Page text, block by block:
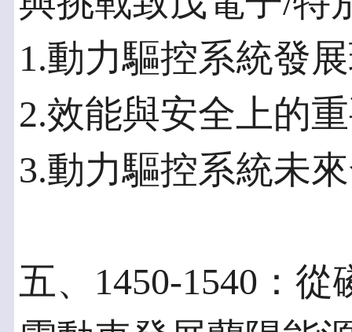
1.動力驅控系統發
2.效能與安全上的
3.動力驅控系統未
五、1450-1540：